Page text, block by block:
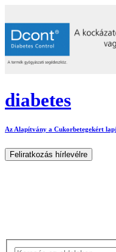
diabetes
Az Alapítvány a Cukorbetegekért